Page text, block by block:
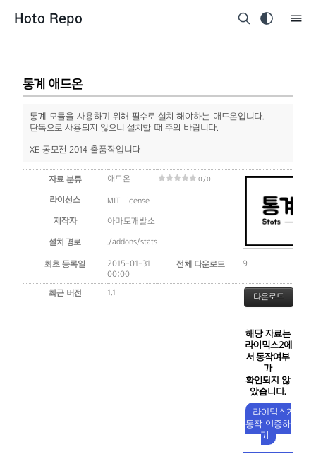
Hoto Repo
통계 애드온
통계 모듈을 사용하기 위해 필수로 설치 해야하는 애드온입니다.
단독으로 사용되지 않으니 설치할 때 주의 바랍니다.
XE 공모전 2014 출품작입니다
자료 분류 애드온 0 / 0
라이선스 MIT License
제작자 아마도개발소
설치 경로 ./addons/stats
최초 등록일
2015-01-31
00:00
전체 다운로드 9
최근 버전 1.1 다운로드
해당 자료는
라이믹스2에
서 동작여부
가
확인되지 않
았습니다.
라이믹스2
동작 인증하
기